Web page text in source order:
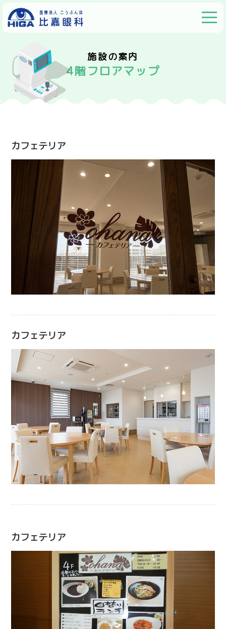
施設の案内
4階フロアマップ
カフェテリア
カフェテリア
カフェテリア